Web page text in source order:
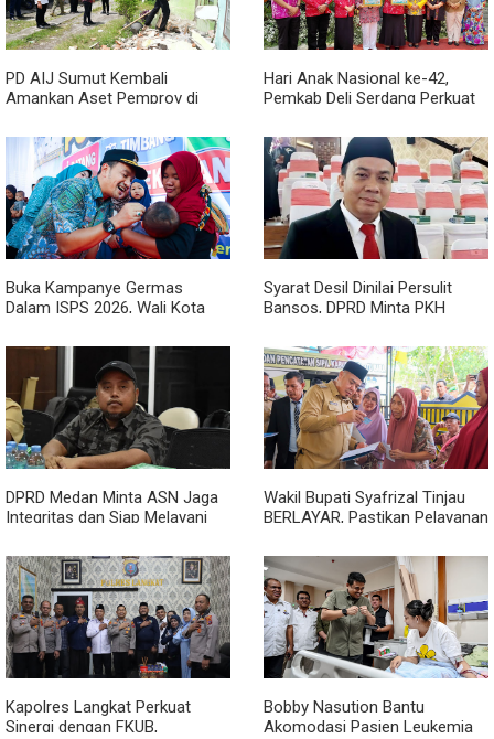
PD AIJ Sumut Kembali
Amankan Aset Pemprov di
Bioskop Ria Dibongkar
Hari Anak Nasional ke-42,
Pemkab Deli Serdang Perkuat
Buka Kampanye Germas
Dalam ISPS 2026, Wali Kota
Penurunan Stunting
Syarat Desil Dinilai Persulit
Bansos, DPRD Minta PKH
DPRD Medan Minta ASN Jaga
Integritas dan Siap Melayani
Wakil Bupati Syafrizal Tinjau
BERLAYAR, Pastikan Pelayanan
Kapolres Langkat Perkuat
Sinergi dengan FKUB,
Bobby Nasution Bantu
Akomodasi Pasien Leukemia